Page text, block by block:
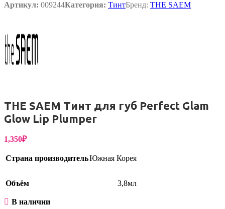
Артикул: 009244Категория: ТинтБренд: THE SAEM
THE SAEM Тинт для губ Perfect Glam
Glow Lip Plumper
1,350₽
Страна производительЮжная Корея
Объём 3,8мл
В наличии